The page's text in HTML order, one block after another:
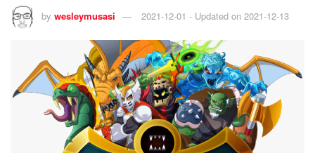
by wesleymusasi 2021-12-01 - Updated on 2021-12-13